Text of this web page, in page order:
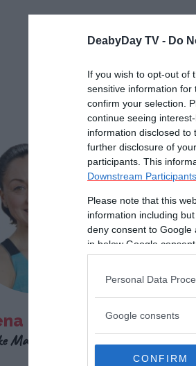
DeabyDay TV - Do
If you wish to opt-out of
sensitive information
confirm your selection.
continue seeing
information disclosed
further disclosure of
participants. This
Downstream Participants
Please note that this
information including
deny consent to
in below Google consent
Personal Data
Google consents
CONFIRM
Simeone
Master Trainer